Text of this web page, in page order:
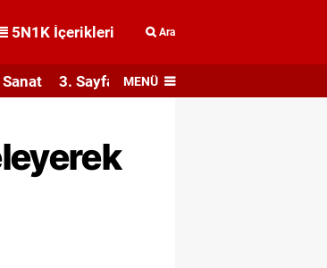
5N1K İçerikleri Ara
3. Sayfa MENÜ